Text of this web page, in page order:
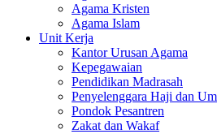
Agama Kristen
Agama Islam
Unit Kerja
Kantor Urusan Agama
Kepegawaian
Pendidikan Madrasah
Penyelenggara Haji dan
Pondok Pesantren
Zakat dan Wakaf